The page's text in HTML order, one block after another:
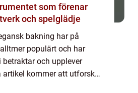
och spelglädje
bakning har på
populärt och har
och upplever
artikel kommer att utforska